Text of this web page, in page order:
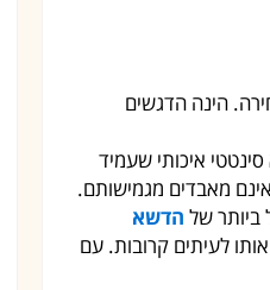
הינה הדגשים
איכותי שעמיד
מאבדים מגמישותם.
ביותר של הדשא
לעיתים קרובות. עם